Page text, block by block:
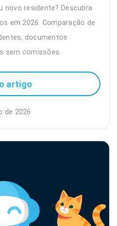
novo residente? Descubra
em 2026. Comparação de
documentos
sem comissões.
artigo
de 2026